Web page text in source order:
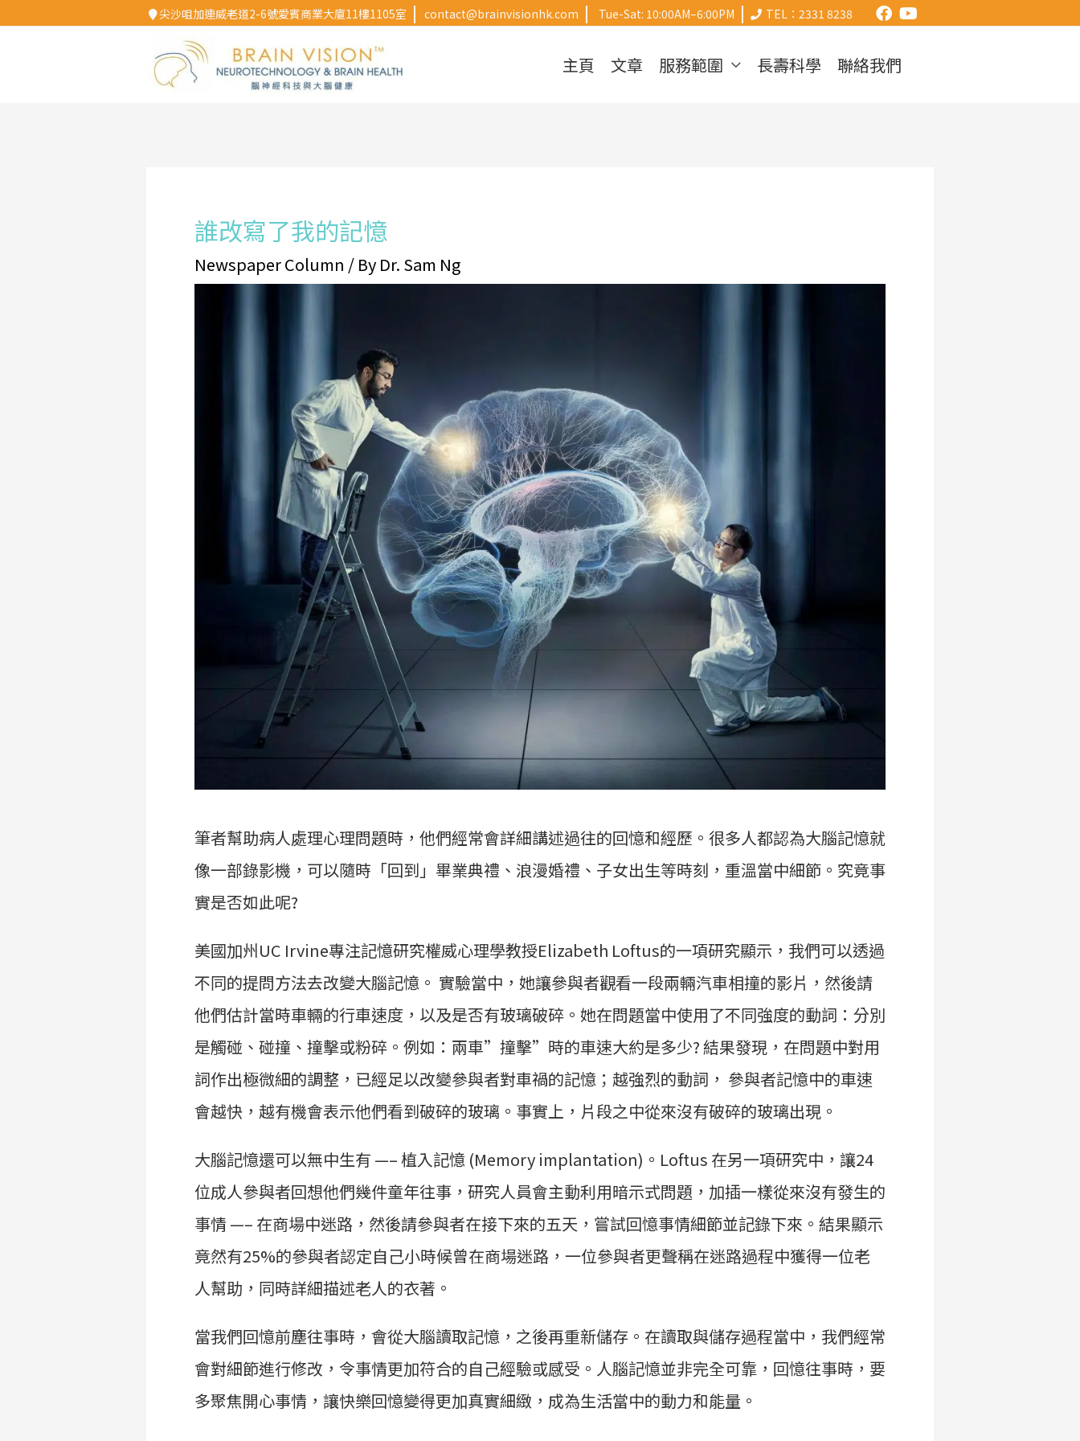
尖沙咀加連威老道2-6號愛賓商業大廈11樓1105室 | contact@brainvisionhk.com | Tue-Sat: 10:00AM–6:00PM | TEL：2331 8238
主頁 文章 服務範圍 長壽科學 聯絡我們
誰改寫了我的記憶
Newspaper Column / By Dr. Sam Ng
筆者幫助病人處理心理問題時，他們經常會詳細講述過往的回憶和經歷。很多人都認為大腦記憶就
像一部錄影機，可以隨時「回到」畢業典禮、浪漫婚禮、子女出生等時刻，重溫當中細節。究竟事
實是否如此呢?
美國加州UC Irvine專注記憶研究權威心理學教授Elizabeth Loftus的一項研究顯示，我們可以透過
不同的提問方法去改變大腦記憶。 實驗當中，她讓參與者觀看一段兩輛汽車相撞的影片，然後請
他們估計當時車輛的行車速度，以及是否有玻璃破碎。她在問題當中使用了不同強度的動詞：分別
是觸碰、碰撞、撞擊或粉碎。例如：兩車”撞擊”時的車速大約是多少? 結果發現，在問題中對用
詞作出極微細的調整，已經足以改變參與者對車禍的記憶；越強烈的動詞， 參與者記憶中的車速
會越快，越有機會表示他們看到破碎的玻璃。事實上，片段之中從來沒有破碎的玻璃出現。
大腦記憶還可以無中生有 —– 植入記憶 (Memory implantation)。Loftus 在另一項研究中，讓24
位成人參與者回想他們幾件童年往事，研究人員會主動利用暗示式問題，加插一樣從來沒有發生的
事情 —– 在商場中迷路，然後請參與者在接下來的五天，嘗試回憶事情細節並記錄下來。結果顯示
竟然有25%的參與者認定自己小時候曾在商場迷路，一位參與者更聲稱在迷路過程中獲得一位老
人幫助，同時詳細描述老人的衣著。
當我們回憶前塵往事時，會從大腦讀取記憶，之後再重新儲存。在讀取與儲存過程當中，我們經常
會對細節進行修改，令事情更加符合的自己經驗或感受。人腦記憶並非完全可靠，回憶往事時，要
多聚焦開心事情，讓快樂回憶變得更加真實細緻，成為生活當中的動力和能量。
navigation